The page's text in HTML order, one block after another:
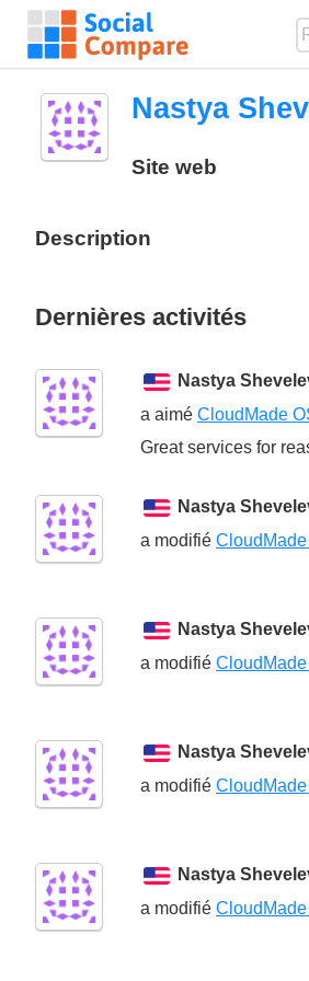
Nastya
Site web
Description
Dernières activités
Nastya
a aimé CloudMade
Great services for
Nastya
a modifié CloudMade
Nastya
a modifié CloudMade
Nastya
a modifié CloudMade
Nastya
a modifié CloudMade